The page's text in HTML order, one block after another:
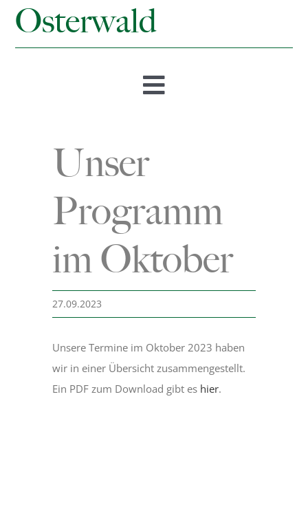
Osterwald
Toggle
Öffnungszeiten & Preise
Besucherbergwerk
Museum
Bergmannsweg
Hallo Kinder
Unser
Programm
im Oktober
27.09.2023
Unsere Termine im Oktober 2023 haben
wir in einer Übersicht zusammengestellt.
Ein PDF zum Download gibt es hier.